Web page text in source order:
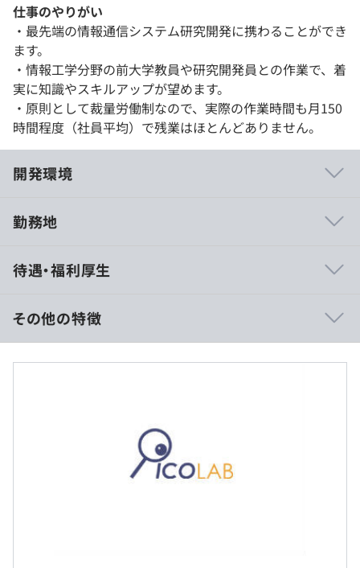
仕事のやりがい
・最先端の情報通信システム研究開発に携わることができ
ます。
・情報工学分野の前大学教員や研究開発員との作業で、着
実に知識やスキルアップが望めます。
・原則として裁量労働制なので、実際の作業時間も月150
時間程度（社員平均）で残業はほとんどありません。
開発環境
のもと、最先端の情報通信システム研究開発に携わること
・情報工学分野の前大学教員や研究開発スペシャリストが
数多く在籍しているので、着実にスキルや知識を身に付け
て行くことができます。
・原則として裁量労働制となっており、実際の作業時間も
◆国会審議映像検索システム
勤務地
待遇・福利厚生
◆年俸制
※経験・能力を考慮の上、弊社規定により決定。
は年収提示額を保証するものではありません）
その他の特徴